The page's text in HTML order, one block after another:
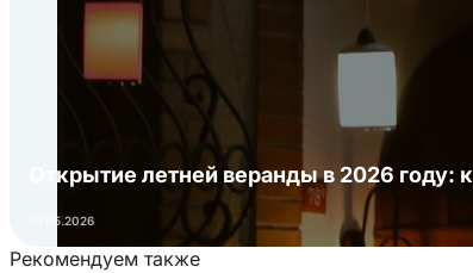
Открытие летней веранды в 2026 году:
01.05.2026
Рекомендуем также